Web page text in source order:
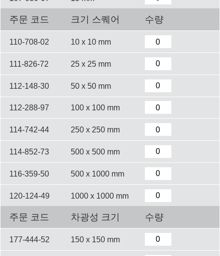
주문 코드 크기 스퀘어 수량
110-708-02 10 x 10 mm
111-826-72 25 x 25 mm
112-148-30 50 x 50 mm
112-288-97 100 x 100 mm
114-742-44 250 x 250 mm
114-852-73 500 x 500 mm
116-359-50 500 x 1000 mm
120-124-49 1000 x 1000 mm
주문 코드 차광성 크기 수량
177-444-52 150 x 150 mm